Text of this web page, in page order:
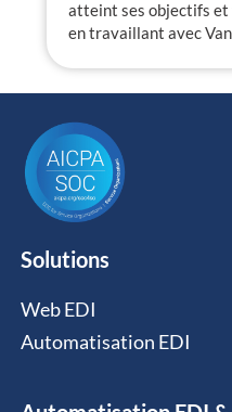
atteint ses objectifs
en travaillant avec
Solutions
Web EDI
Automatisation EDI